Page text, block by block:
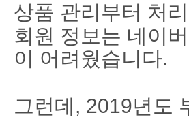
상품 관리부터 처
회원 정보는 네이
이 어려웠습니다.
그런데, 2019년도